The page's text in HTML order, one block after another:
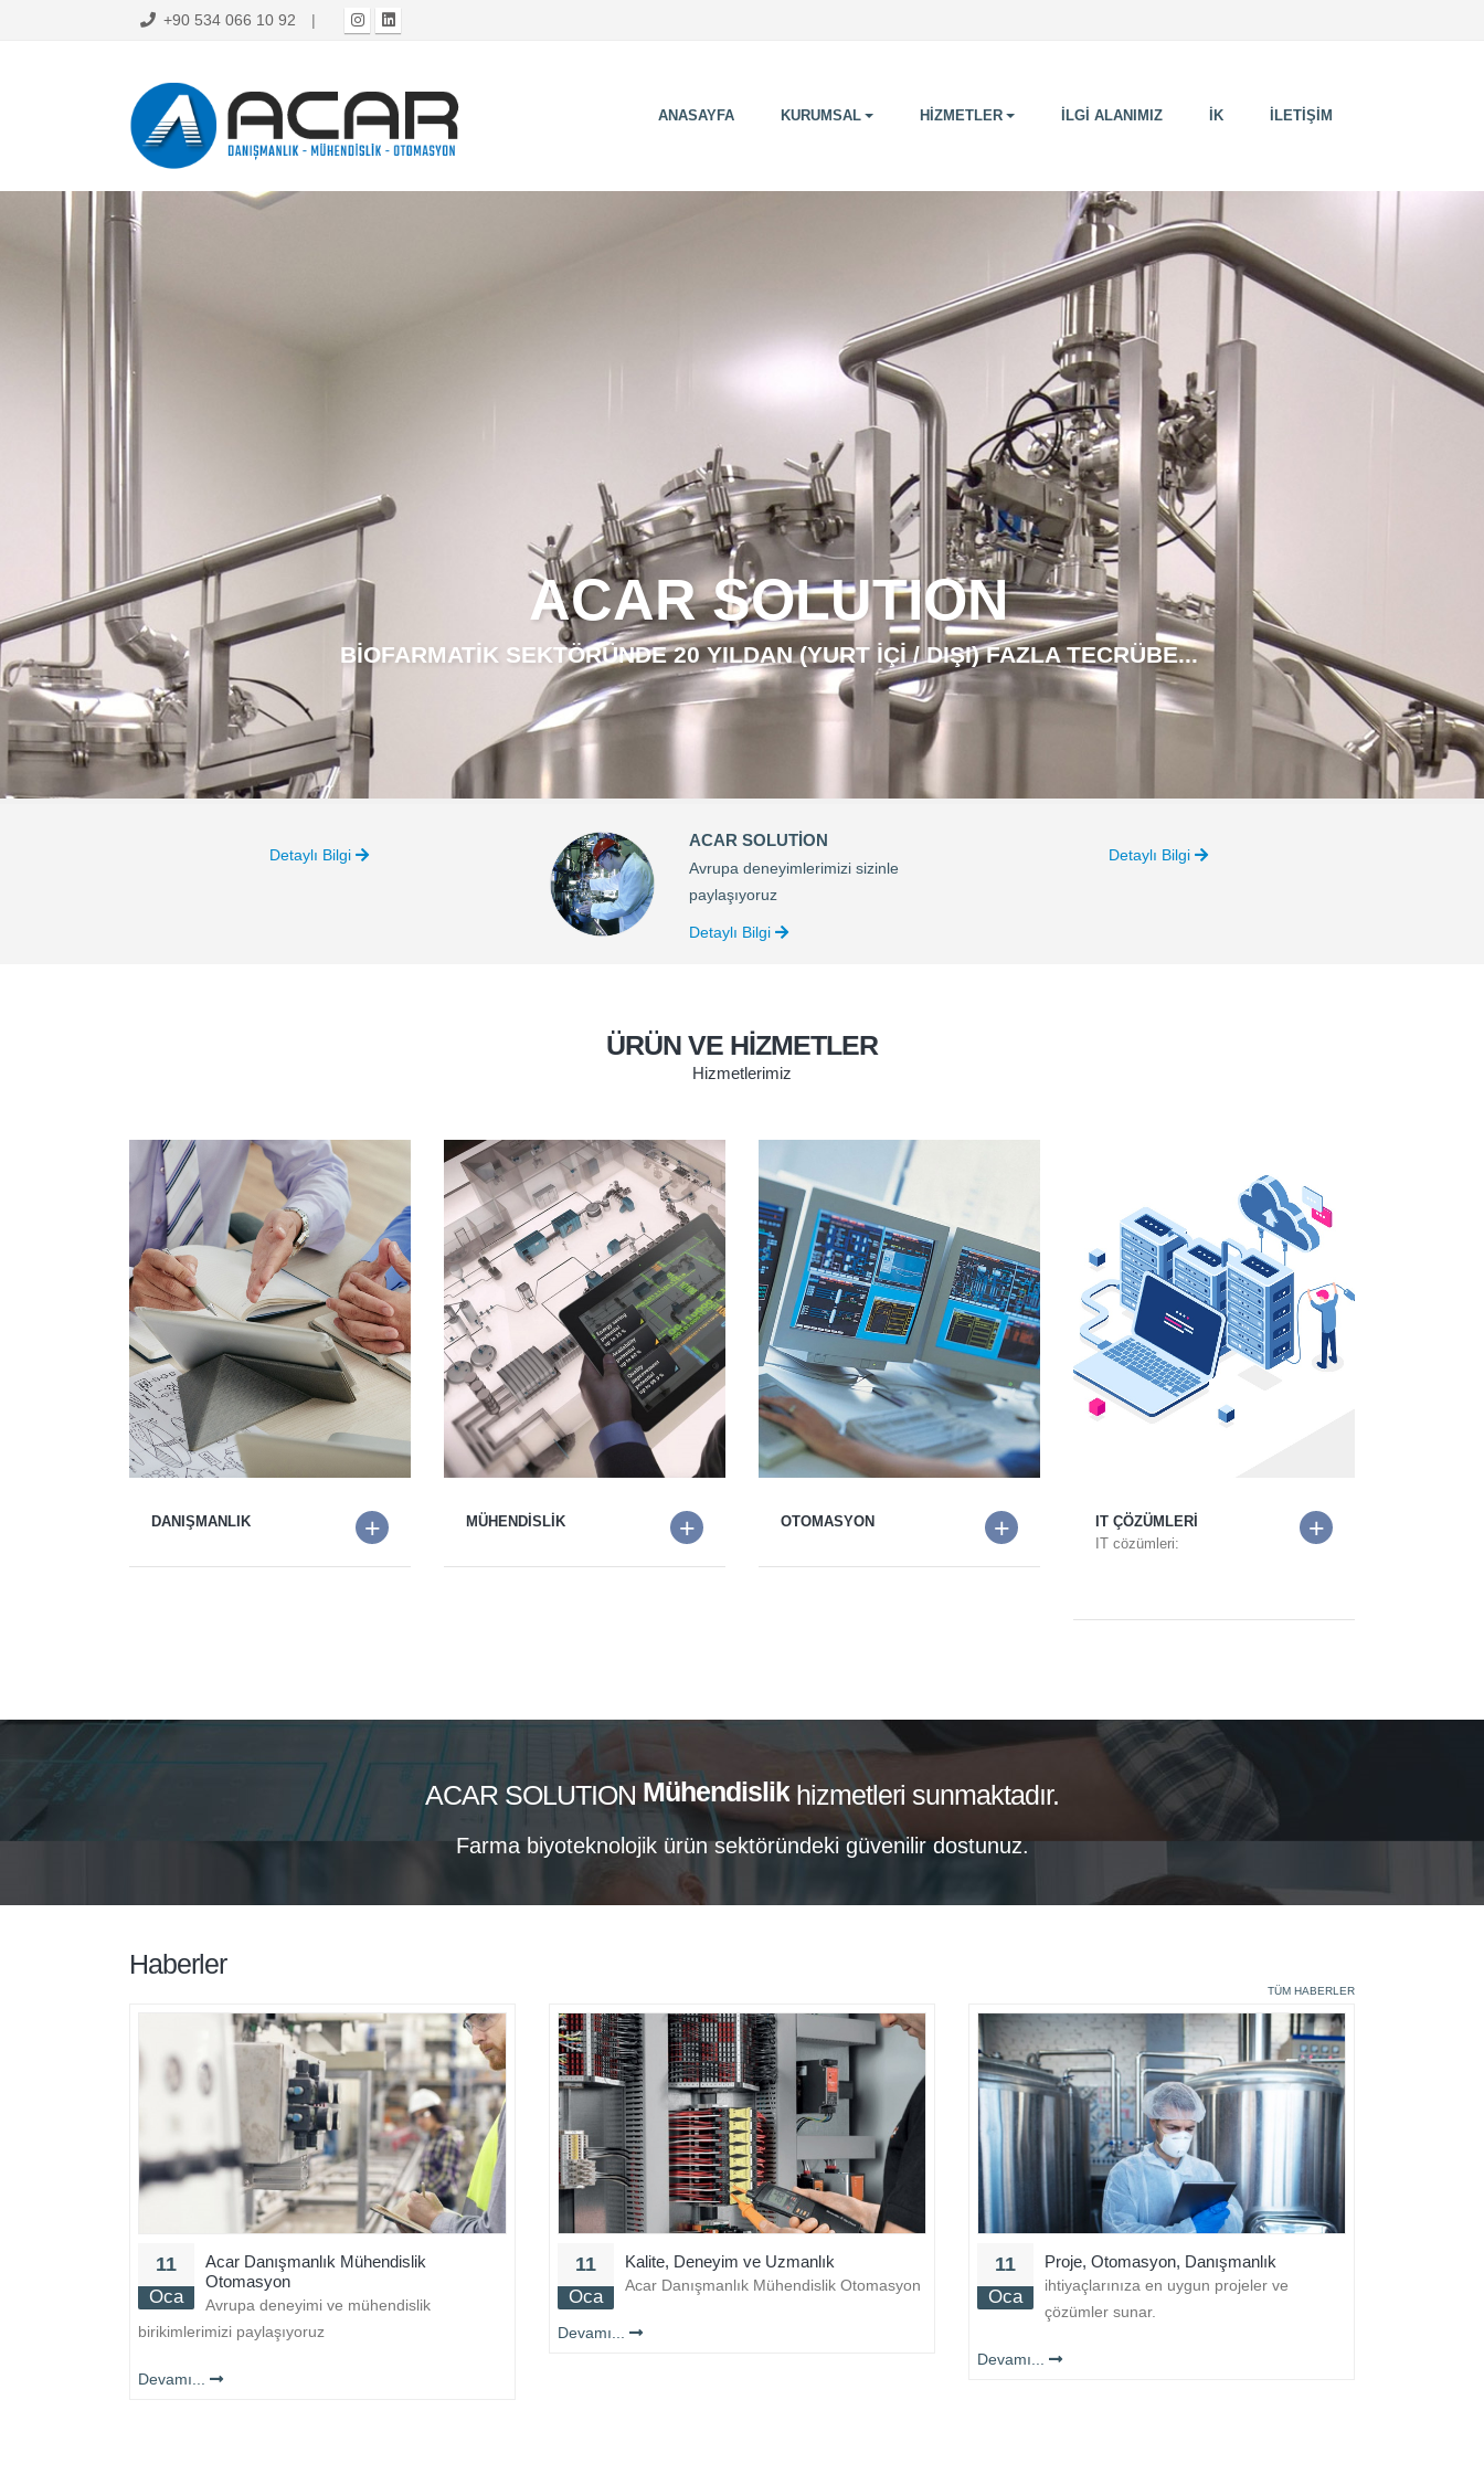
+90 534 066 10 92 |
ANASAYFA KURUMSAL HİZMETLER İLGİ ALANIMIZ İK İLETİŞİM
BIOFARMATIK SEKTÖRÜNDE 20 YILDAN (YURT IÇI / DIŞI) FAZLA TECRÜBE...
ACAR SOLUTION
Detaylı Bilgi
ACAR SOLUTİON
Avrupa deneyimlerimizi sizinle
paylaşıyoruz
Detaylı Bilgi
Detaylı Bilgi
ÜRÜN VE HIZMETLER
Hizmetlerimiz
DANIŞMANLIK + MÜHENDİSLİK + OTOMASYON +
IT ÇÖZÜMLERİ
IT cözümleri:
+
ACAR SOLUTION Mühendislik
Otomasyon
Danışmanlık
hizmetleri sunmaktadır.
Farma biyoteknolojik ürün sektöründeki güvenilir dostunuz.
Haberler
TÜM HABERLER
11
Oca
Acar Danışmanlık Mühendislik
Otomasyon
Avrupa deneyimi ve mühendislik
birikimlerimizi paylaşıyoruz
Devamı...
11
Oca
Kalite, Deneyim ve Uzmanlık
Acar Danışmanlık Mühendislik Otomasyon
Devamı...
11
Oca
Proje, Otomasyon, Danışmanlık
ihtiyaçlarınıza en uygun projeler ve
çözümler sunar.
Devamı...